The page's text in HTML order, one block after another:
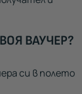
ВАУЧЕР?
си в полето